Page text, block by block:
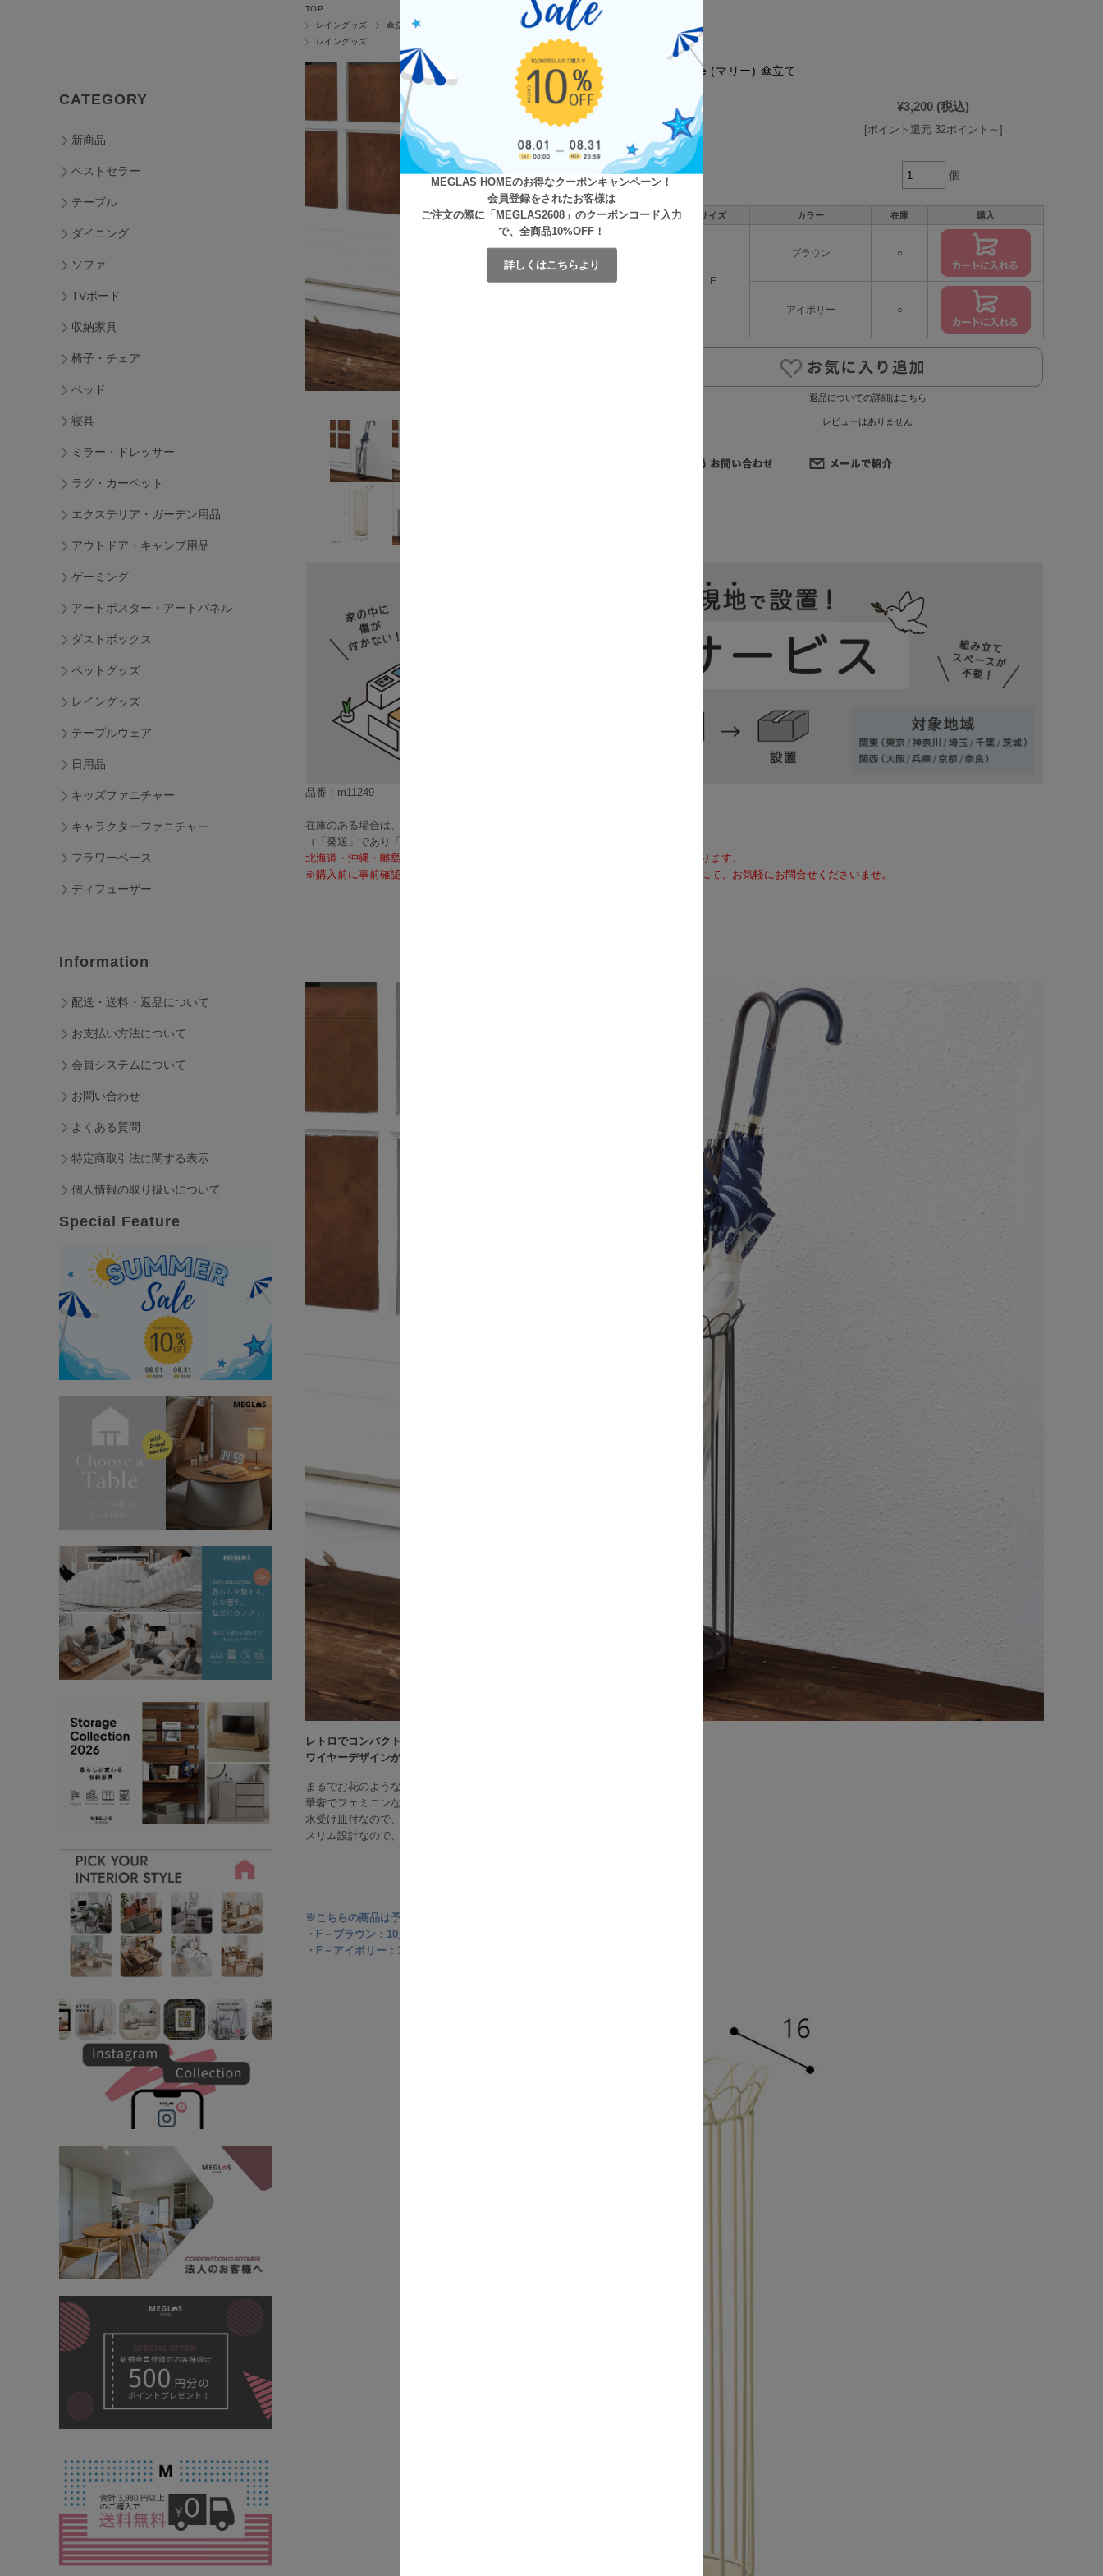
MEGLAS HOMEのお得なクーポンキャンペーン！
会員登録をされたお客様は
ご注文の際に「MEGLAS2608」のクーポンコード入力
で、全商品10%OFF！
詳しくはこちらより
TOP
レイングッズ
傘立て
レイングッズ
Marie (マリー) 傘立て
価格: ¥3,200 (税込)
[ポイント還元 32ポイント～]
数量:
個
サイズ カラー 在庫 購入
F
ブラウン ○
アイボリー ○
返品についての詳細はこちら
レビューはありません
品番：m11249
在庫のある場合は、2～4営業日で発送いたします。
（「発送」であり「お届け」ではございませんのでご注意ください）
北海道・沖縄・離島への配送は、通常送料に加え、別途送料のお見積りが必要となります。
※購入前に事前確認も可能となりますので、お電話（075-366-3835）またはメールにて、お気軽にお問合せくださいませ。
レトロでコンパクトな傘立て『Marie (マリー)』。
ワイヤーデザインが圧迫感を抑えるので、玄関先をスッキリとさせてくれます。
まるでお花のような可愛らしい丸みのあるワイヤーデザイン。
華奢でフェミニンな雰囲気とマットな色合いが上品です。
水受け皿付なので、玄関先が水浸しになりにくいです。
スリム設計なので、一人暮らしや少人数のご家庭にお勧めです。
※こちらの商品は予約商品となります※
・F－ブラウン：10月上旬入荷予定
・F－アイボリー：10月上旬入荷予定
CATEGORY
新商品
ベストセラー
テーブル
ダイニング
ソファ
TVボード
収納家具
椅子・チェア
ベッド
寝具
ミラー・ドレッサー
ラグ・カーペット
エクステリア・ガーデン用品
アウトドア・キャンプ用品
ゲーミング
アートポスター・アートパネル
ダストボックス
ペットグッズ
レイングッズ
テーブルウェア
日用品
キッズファニチャー
キャラクターファニチャー
フラワーベース
ディフューザー
Information
配送・送料・返品について
お支払い方法について
会員システムについて
お問い合わせ
よくある質問
特定商取引法に関する表示
個人情報の取り扱いについて
Special Feature